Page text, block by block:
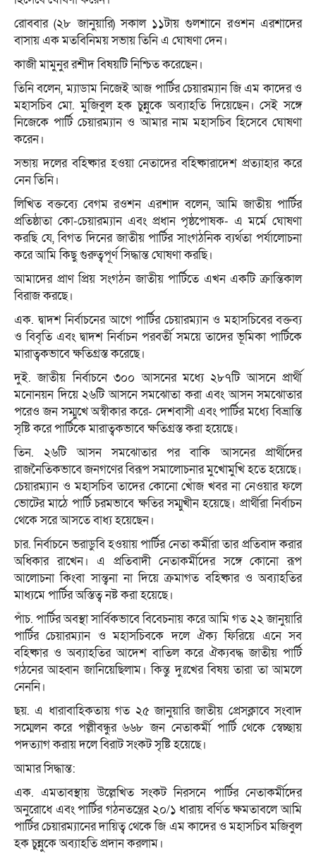
রোববার (২৮ জানুয়ারি) সকাল ১১টায় গুলশানে রওশন এরশাদের
বাসায় এক মতবিনিময় সভায় তিনি এ ঘোষণা দেন।
কাজী মামুনুর রশীদ বিষয়টি নিশ্চিত করেছেন।
তিনি বলেন, ম্যাডাম নিজেই আজ পার্টির চেয়ারম্যান জি এম কাদের ও
মহাসচিব মো. মুজিবুল হক চুন্নুকে অব্যাহতি দিয়েছেন। সেই সঙ্গে
নিজেকে পার্টি চেয়ারম্যান ও আমার নাম মহাসচিব হিসেবে ঘোষণা
করেন।
সভায় দলের বহিষ্কার হওয়া নেতাদের বহিষ্কারাদেশ প্রত্যাহার করে
নেন তিনি।
লিখিত বক্তব্যে বেগম রওশন এরশাদ বলেন, আমি জাতীয় পার্টির
প্রতিষ্ঠাতা কো-চেয়ারম্যান এবং প্রধান পৃষ্ঠপোষক- এ মর্মে ঘোষণা
করছি যে, বিগত দিনের জাতীয় পার্টির সাংগঠনিক ব্যর্থতা পর্যালোচনা
করে আমি কিছু গুরুত্বপূর্ণ সিদ্ধান্ত ঘোষণা করছি।
আমাদের প্রাণ প্রিয় সংগঠন জাতীয় পার্টিতে এখন একটি ক্রান্তিকাল
বিরাজ করছে।
এক. দ্বাদশ নির্বাচনের আগে পার্টির চেয়ারম্যান ও মহাসচিবের বক্তব্য
ও বিবৃতি এবং দ্বাদশ নির্বাচন পরবর্তী সময়ে তাদের ভূমিকা পার্টিকে
মারাত্বকভাবে ক্ষতিগ্রস্ত করেছে।
দুই. জাতীয় নির্বাচনে ৩০০ আসনের মধ্যে ২৮৭টি আসনে প্রার্থী
মনোনয়ন দিয়ে ২৬টি আসনে সমঝোতা করা এবং আসন সমঝোতার
পরেও জন সম্মুখে অস্বীকার করে- দেশবাসী এবং পার্টির মধ্যে বিভ্রান্তি
সৃষ্টি করে পার্টিকে মারাত্বকভাবে ক্ষতিগ্রস্ত করা হয়েছে।
তিন. ২৬টি আসন সমঝোতার পর বাকি আসনের প্রার্থীদের
রাজনৈতিকভাবে জনগণের বিরূপ সমালোচনার মুখোমুখি হতে হয়েছে।
চেয়ারম্যান ও মহাসচিব তাদের কোনো খোঁজ খবর না নেওয়ার ফলে
ভোটের মাঠে পার্টি চরমভাবে ক্ষতির সম্মুখীন হয়েছে। প্রার্থীরা নির্বাচন
থেকে সরে আসতে বাধ্য হয়েছেন।
চার. নির্বাচনে ভরাডুবি হওয়ায় পার্টির নেতা কর্মীরা তার প্রতিবাদ করার
অধিকার রাখেন। এ প্রতিবাদী নেতাকর্মীদের সঙ্গে কোনো রূপ
আলোচনা কিংবা সান্ত্বনা না দিয়ে ক্রমাগত বহিষ্কার ও অব্যাহতির
মাধ্যমে পার্টির অস্তিত্ব নষ্ট করা হয়েছে।
পাঁচ. পার্টির অবস্থা সার্বিকভাবে বিবেচনায় করে আমি গত ২২ জানুয়ারি
পার্টির চেয়ারম্যান ও মহাসচিবকে দলে ঐক্য ফিরিয়ে এনে সব
বহিষ্কার ও অব্যাহতির আদেশ বাতিল করে ঐক্যবদ্ধ জাতীয় পার্টি
গঠনের আহ্বান জানিয়েছিলাম। কিন্তু দুঃখের বিষয় তারা তা আমলে
নেননি।
ছয়. এ ধারাবাহিকতায় গত ২৫ জানুয়ারি জাতীয় প্রেসক্লাবে সংবাদ
সম্মেলন করে পল্লীবন্ধুর ৬৬৮ জন নেতাকর্মী পার্টি থেকে স্বেচ্ছায়
পদত্যাগ করায় দলে বিরাট সংকট সৃষ্টি হয়েছে।
আমার সিদ্ধান্ত:
এক. এমতাবস্থায় উল্লেখিত সংকট নিরসনে পার্টির নেতাকর্মীদের
অনুরোধে এবং পার্টির গঠনতন্ত্রের ২০/১ ধারায় বর্ণিত ক্ষমতাবলে আমি
পার্টির চেয়ারম্যানের দায়িত্ব থেকে জি এম কাদের ও মহাসচিব মজিবুল
হক চুন্নুকে অব্যাহতি প্রদান করলাম।